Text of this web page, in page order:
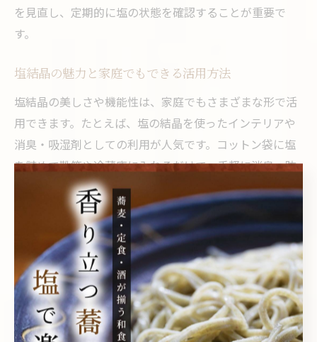
を見直し、定期的に塩の状態を確認することが重要で
す。
塩結晶の魅力と家庭でもできる活用方法
塩結晶の美しさや機能性は、家庭でもさまざまな形で活
用できます。たとえば、塩の結晶を使ったインテリアや
消臭・吸湿剤としての利用が人気です。コットン袋に塩
を詰めて靴箱や冷蔵庫に入れるだけで、手軽に消臭・防
湿効果が得られます。
さらに、いらなくなった塩は掃除にも活用可能です。ま
な板や鍋に塩を振ってこすれば、研磨剤代わりになり、
汚れや臭いを落とすのに役立ちます。料理以外の幅広い
用途を知ることで、塩を無駄なく使い切ることができま
す。
家庭で塩結晶を扱う際は、湿気を避けて保管し、使い道